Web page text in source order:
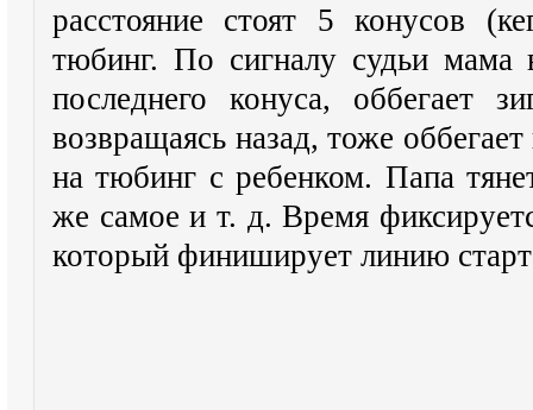
расстояние стоят 5 конусов
тюбинг. По сигналу судьи мама
последнего конуса, оббегает
возвращаясь назад, тоже
на тюбинг с ребенком. Папа
же самое и т. д. Время
который финиширует линию